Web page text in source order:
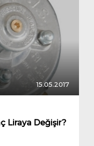
15.05.2017
Liraya Değişir?